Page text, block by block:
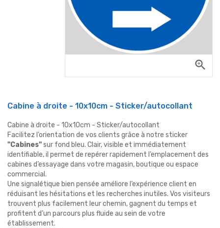
zoom_in
Cabine à droite - 10x10cm - Sticker/autocollant
Cabine à droite - 10x10cm - Sticker/autocollant
Facilitez l’orientation de vos clients grâce à notre sticker
"Cabines"sur fond bleu. Clair, visible et immédiatement
identifiable, il permet de repérer rapidement l’emplacement des
cabines d’essayage dans votre magasin, boutique ou espace
commercial.
Une signalétique bien pensée améliore l’expérience client en
réduisant les hésitations et les recherches inutiles. Vos visiteurs
trouvent plus facilement leur chemin, gagnent du temps et
profitent d’un parcours plus fluide au sein de votre
établissement.